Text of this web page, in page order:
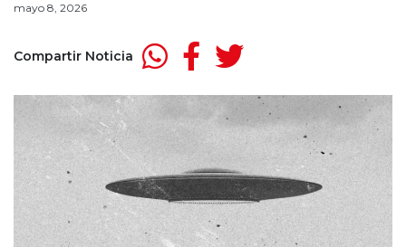
mayo 8, 2026
Compartir Noticia